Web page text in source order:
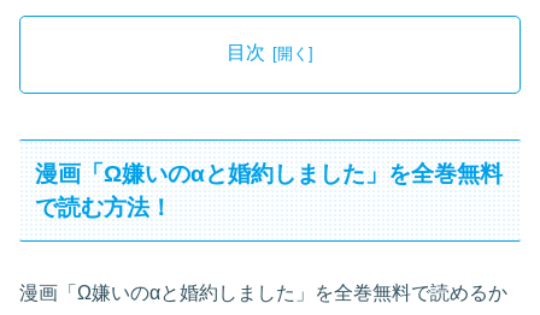
目次
漫画「Ω嫌いのαと婚約しました」を全巻無料
で読む方法！
漫画「Ω嫌いのαと婚約しました」を全巻無料で読めるか